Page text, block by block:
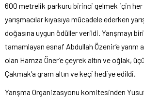
600 metrelik parkuru birinci gelmek için her
yarışmacılar kıyasıya mücadele ederken
doğasına uygun ödüller verildi. Yarışmayı
tamamlayan esnaf Abdullah Özenir’e yarım
olan Hamza Öner’e çeyrek altın ve oğlak,
Çakmak’a gram altın ve keçi hediye edildi.
Yarışma Organizasyonu komitesinden